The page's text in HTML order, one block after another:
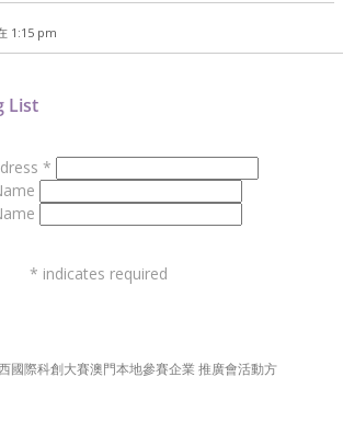
1:15 pm
國際科創大賽澳門本地參賽企業 推廣會活動方
List
*
* indicates required